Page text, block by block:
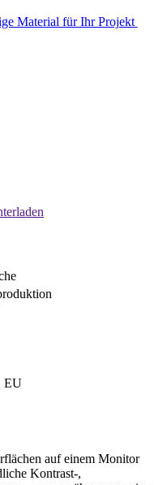
Material für Ihr Projekt
EU
auf einem Monitor
Kontrast-,